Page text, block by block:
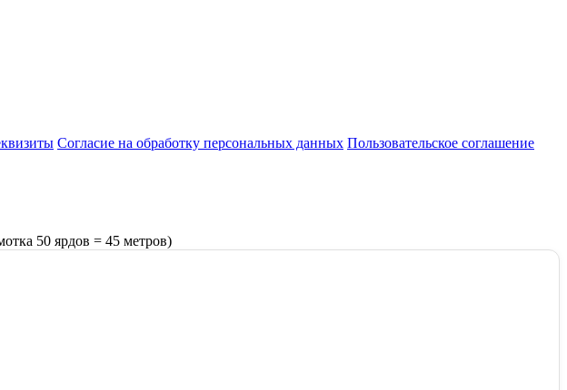
Согласие на обработку персональных данных Пользовательское соглашение
50 ярдов = 45 метров)